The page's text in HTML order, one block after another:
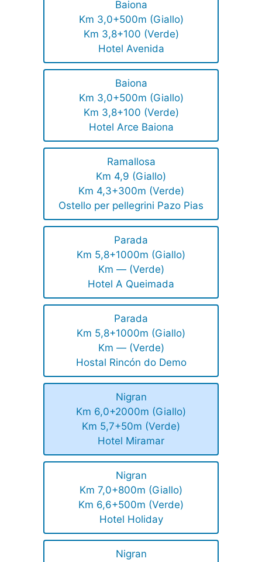
Baiona
Km 3,0+500m (Giallo)
Km 3,8+100 (Verde)
Hotel Avenida
Baiona
Km 3,0+500m (Giallo)
Km 3,8+100 (Verde)
Hotel Arce Baiona
Ramallosa
Km 4,9 (Giallo)
Km 4,3+300m (Verde)
Ostello per pellegrini Pazo Pias
Parada
Km 5,8+1000m (Giallo)
Km — (Verde)
Hotel A Queimada
Parada
Km 5,8+1000m (Giallo)
Km — (Verde)
Hostal Rincón do Demo
Nigran
Km 6,0+2000m (Giallo)
Km 5,7+50m (Verde)
Hotel Miramar
Nigran
Km 7,0+800m (Giallo)
Km 6,6+500m (Verde)
Hotel Holiday
Nigran